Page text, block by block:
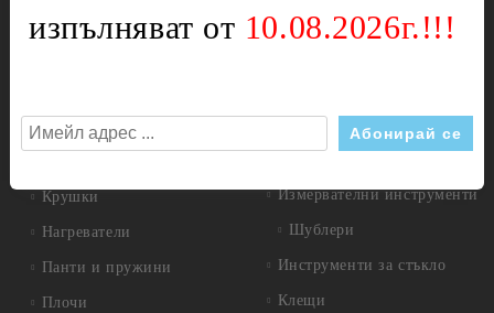
Вентилатори за
Газови детайли
Крушки
Нагреватели
Панти и пружини
Плочи
Инструменти
Дискове диамантени
Измервателни инструменти
Шублери
Инструменти за стъкло
Клещи
изпълняват от 10.08.2026г.!!!